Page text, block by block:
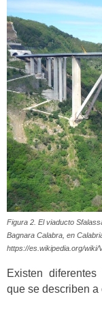
Figura 2. El viaducto
Bagnara Calabra, en
https://es.wikipedia.org/wiki/
Existen
que se describen a